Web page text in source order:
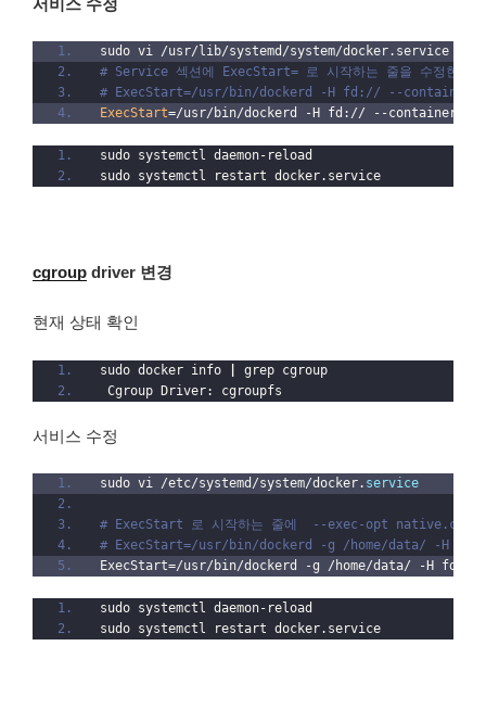
sudo vi /usr/lib/systemd/system/docker.service
# Service 섹션에 ExecStart= 로 시작하는 줄을 수정한다.
# ExecStart=/usr/bin/dockerd -H fd:// --
ExecStart=/usr/bin/dockerd -H fd:// --containerd=/
sudo systemctl daemon-reload
sudo systemctl restart docker.service
cgroup driver 변경
현재 상태 확인
sudo docker info
grep cgroup
Cgroup Driver: cgroupfs
서비스 수정
sudo vi /etc/systemd/system/docker. service
# ExecStart 로 시작하는 줄에  --exec-opt
# ExecStart=/usr/bin/dockerd -g /home/data/ -H
ExecStart=/usr/bin/dockerd -g /home/data/ -H fd:
sudo systemctl daemon-reload
sudo systemctl restart docker.service